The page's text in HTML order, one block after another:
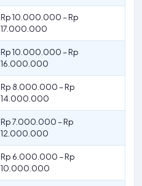
Rp 10.000.000 – Rp
17.000.000
Rp 10.000.000 – Rp
16.000.000
Rp 8.000.000 – Rp
14.000.000
Rp 7.000.000 – Rp
12.000.000
Rp 6.000.000 – Rp
10.000.000